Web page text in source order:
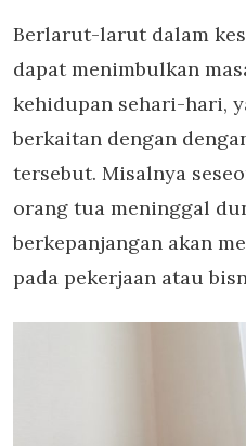
Berlarut-larut dalam
dapat menimbulkan
kehidupan sehari-hari,
berkaitan dengan
tersebut. Misalnya
orang tua meninggal
berkepanjangan akan
pada pekerjaan atau